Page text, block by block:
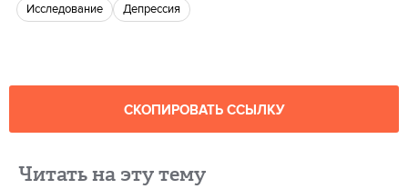
Исследование
депрессия
СКОПИРОВАТЬ ССЫЛКУ
Читать на эту тему